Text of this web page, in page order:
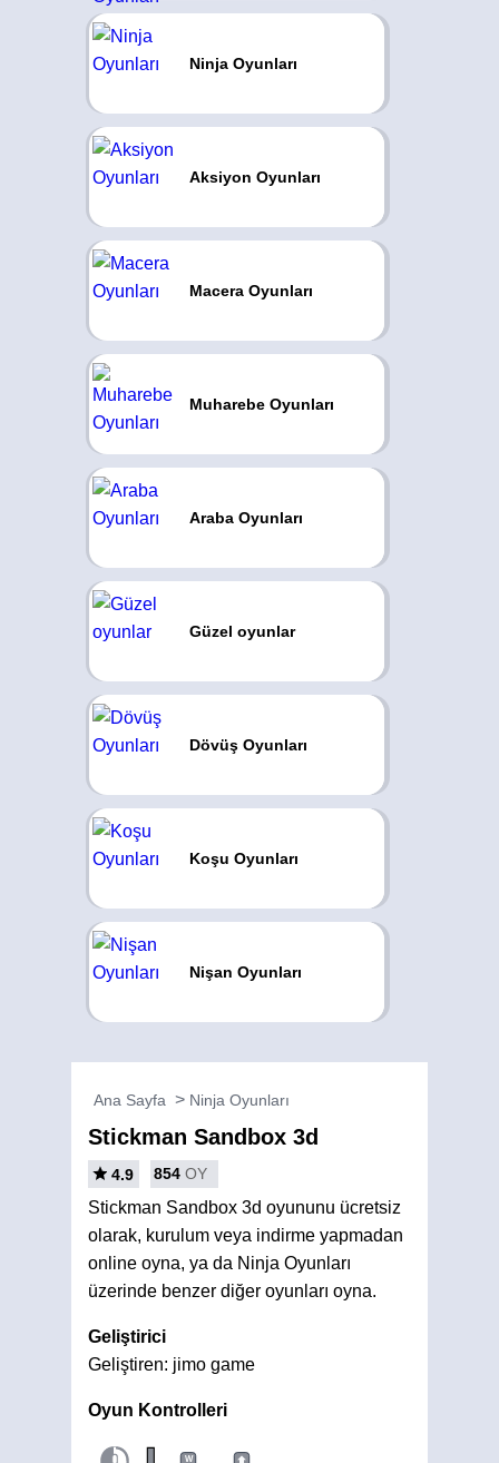
Ninja Oyunları
Aksiyon Oyunları
Macera Oyunları
Muharebe Oyunları
Araba Oyunları
Güzel oyunlar
Dövüş Oyunları
Koşu Oyunları
Nişan Oyunları
Ana Sayfa Ninja Oyunları
Stickman Sandbox 3d
4.9 854 OY
Stickman Sandbox 3d oyununu ücretsiz
olarak, kurulum veya indirme yapmadan
online oyna, ya da Ninja Oyunları
üzerinde benzer diğer oyunları oyna.
Geliştirici
Geliştiren: jimo game
Oyun Kontrolleri
W